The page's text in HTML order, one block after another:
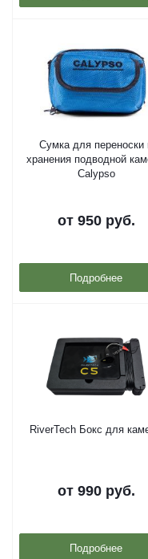
Сумка для переноски
хранения подводной
Calypso
от 950 руб.
Подробнее
RiverTech Бокс для
от 990 руб.
Подробнее